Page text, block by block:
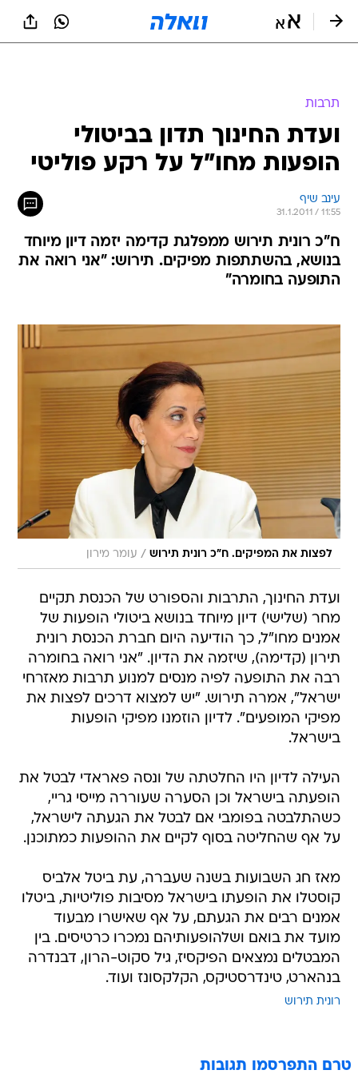
תרבות
ועדת החינוך תדון בביטולי
הופעות מחו"ל על רקע פוליטי
עינב שיף
31.1.2011 / 11:55
ח"כ רונית תירוש ממפלגת קדימה יזמה דיון מיוחד
בנושא, בהשתתפות מפיקים. תירוש: "אני רואה את
התופעה בחומרה"
לפצות את המפיקים. ח"כ רונית תירוש / עומר מירון
ועדת החינוך, התרבות והספורט של הכנסת תקיים
מחר (שלישי) דיון מיוחד בנושא ביטולי הופעות של
אמנים מחו"ל, כך הודיעה היום חברת הכנסת רונית
תירון (קדימה), שיזמה את הדיון. "אני רואה בחומרה
רבה את התופעה לפיה מנסים למנוע תרבות מאזרחי
ישראל", אמרה תירוש. "יש למצוא דרכים לפצות את
מפיקי המופעים". לדיון הוזמנו מפיקי הופעות
בישראל.
העילה לדיון היו החלטתה של ונסה פאראדי לבטל את
הופעתה בישראל וכן הסערה שעוררה מייסי גריי,
כשהתלבטה בפומבי אם לבטל את הגעתה לישראל,
על אף שהחליטה בסוף לקיים את ההופעות כמתוכנן.
מאז חג השבועות בשנה שעברה, עת ביטל אלביס
קוסטלו את הופעתו בישראל מסיבות פוליטיות, ביטלו
אמנים רבים את הגעתם, על אף שאישרו מבעוד
מועד את בואם ושלהופעותיהם נמכרו כרטיסים. בין
המבטלים נמצאים הפיקסיז, גיל סקוט-הרון, דבנדרה
בנהארט, טינדרסטיקס, הקלקסונז ועוד.
רונית תירוש
טרם התפרסמו תגובות